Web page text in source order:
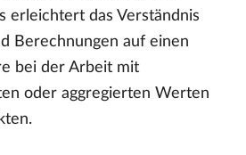
erleichtert das Verständnis
Berechnungen auf einen
bei der Arbeit mit
oder aggregierten Werten